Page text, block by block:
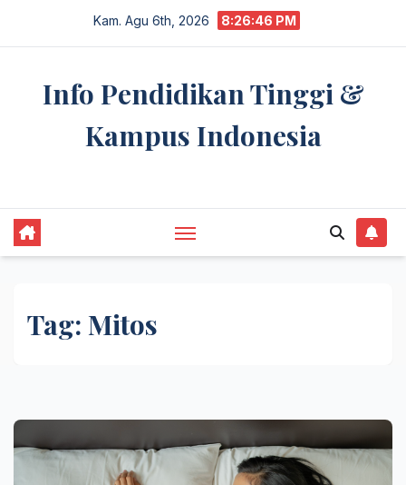
Kam. Agu 6th, 2026 8:26:46 PM
Info Pendidikan Tinggi &
Kampus Indonesia
Tag: Mitos